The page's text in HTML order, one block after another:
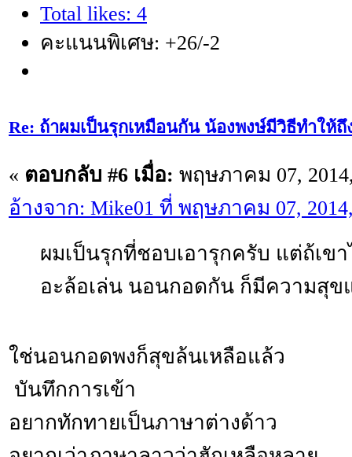
Total likes: 4
คะแนนพิเศษ: +26/-2
Re: ถ้าผมเป็นรุกเหมือนกัน น้องพงษ์มีวิธีทำให้ถึ
« ตอบกลับ #6 เมื่อ: พฤษภาคม 07,
อ้างจาก: Mike01 ที่ พฤษภาคม 07,
ผมเป็นรุกที่ชอบเอารุกครับ แต่ถ้เข
อะล้อเล่น นอนกอดกัน ก็มีความสุข
ใช่นอนกอดพงก็สุขล้นเหลือแล้ว
บันทึกการเข้า
อยากทักทายเป็นภาษาต่างด้าว